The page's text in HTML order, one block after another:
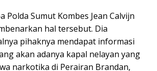
Sumut Kombes Jean Calvijn
hal tersebut. Dia
pihaknya mendapat informasi
akan adanya kapal nelayan yang
narkotika di Perairan Brandan,